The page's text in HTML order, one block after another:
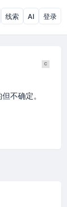
线索 AI 登录
不确定。